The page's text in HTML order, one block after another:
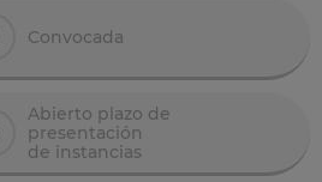
Convocada
Abierto plazo de
presentación
de instancias